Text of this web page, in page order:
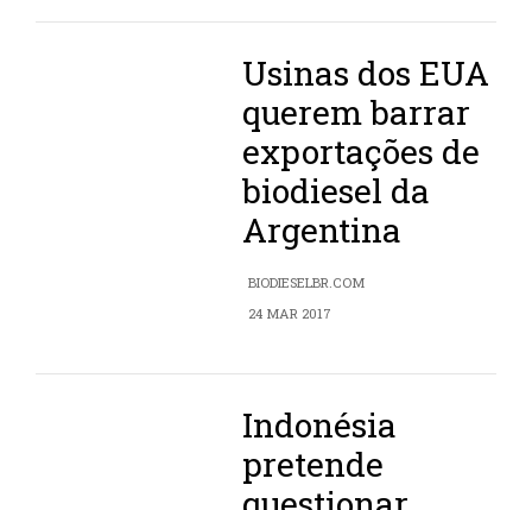
Usinas dos EUA
querem barrar
exportações de
biodiesel da
Argentina
BIODIESELBR.COM
24 MAR 2017
Indonésia
pretende